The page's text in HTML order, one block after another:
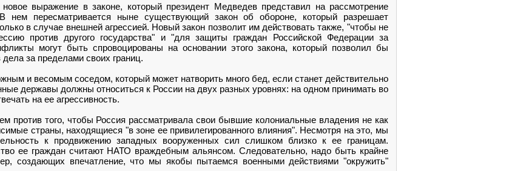
выражение в законе, который президент Медведев представил на рассмотрение
нем пересматривается ныне существующий закон об обороне, который разрешает
в случае внешней агрессией. Новый закон позволит им действовать также, "чтобы не
против другого государства" и "для защиты граждан Российской Федерации за
могут быть спровоцированы на основании этого закона, который позволил бы
за пределами своих границ.
и весомым соседом, который может натворить много бед, если станет действительно
державы должны относиться к России на двух разных уровнях: на одном принимать во
на ее агрессивность.
против того, чтобы Россия рассматривала свои бывшие колониальные владения не как
страны, находящиеся "в зоне ее привилегированного влияния". Несмотря на это, мы
к продвижению западных вооруженных сил слишком близко к ее границам.
ее граждан считают НАТО враждебным альянсом. Следовательно, надо быть крайне
создающих впечатление, что мы якобы пытаемся военными действиями "окружить"